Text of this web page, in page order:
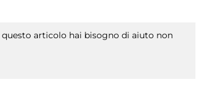
articolo hai bisogno di aiuto non